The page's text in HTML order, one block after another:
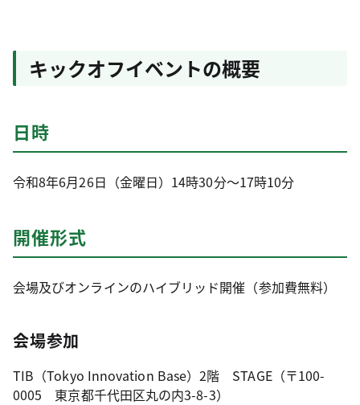
キックオフイベントの概要
日時
令和8年6月26日（金曜日）14時30分～17時10分
開催形式
会場及びオンラインのハイブリッド開催（参加費無料）
会場参加
TIB（Tokyo Innovation Base）2階 STAGE（〒100-
0005 東京都千代田区丸の内3-8-3）